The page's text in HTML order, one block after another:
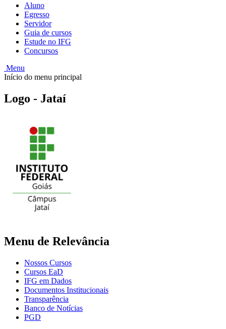
Aluno
Egresso
Servidor
Guia de cursos
Estude no IFG
Concursos
Menu
Início do menu principal
Logo - Jataí
Menu de Relevância
Nossos Cursos
Cursos EaD
IFG em Dados
Documentos Institucionais
Transparência
Banco de Notícias
PGD